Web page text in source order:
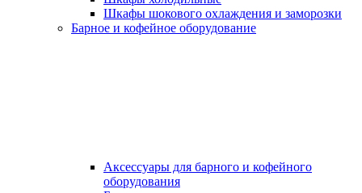
Шкафы шокового охлаждения и заморозки
Барное и кофейное оборудование
Аксессуары для барного и кофейного
оборудования